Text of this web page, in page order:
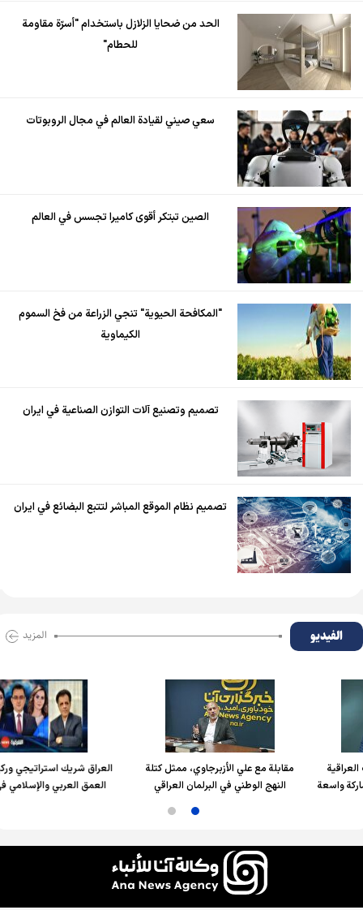
الحد من ضحايا الزلازل باستخدام "أسرّة مقاومة
للحطام"
سعي صيني لقيادة العالم في مجال الروبوتات
الصين تبتكر أقوى كاميرا تجسس في العالم
"المكافحة الحيوية" تنجي الزراعة من فخ السموم
الكيماوية
تصميم وتصنيع آلات التوازن الصناعية في ايران
تصميم نظام الموقع المباشر لتتبع البضائع في ايران
الفیدیو المزید
مع علي الأزبرجاوي، ممثل كتلة
النهج الوطني في البرلمان العراقي
العراق شريك استراتيجي وركيزة من ركائز
العمق العربي والإسلامي في المنطقة